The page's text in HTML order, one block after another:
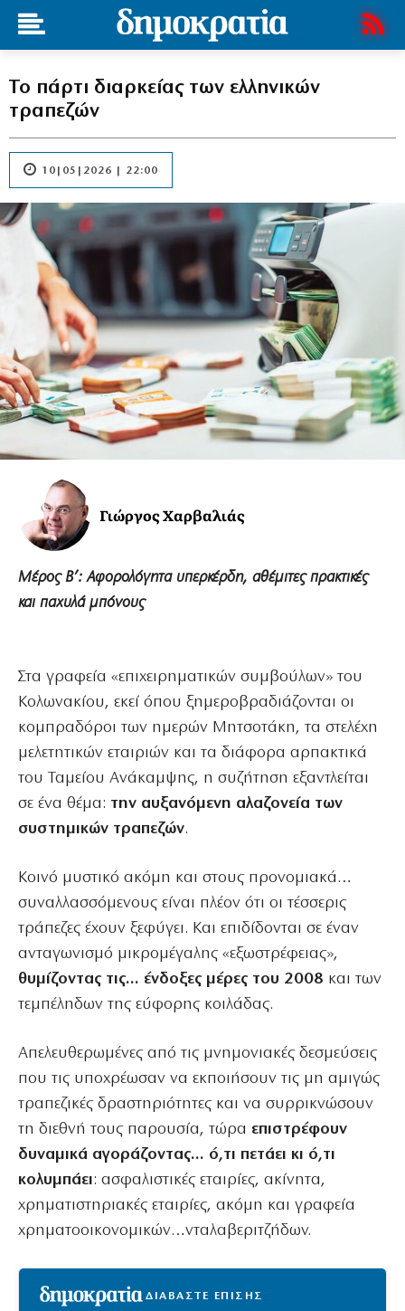
Το πάρτι διαρκείας των ελληνικών
τραπεζών
10|05|2026 | 22:00
Γιώργος Χαρβαλιάς
Μέρος Β’: Αφορολόγητα υπερκέρδη, αθέμιτες πρακτικές
και παχυλά μπόνους
Στα γραφεία «επιχειρηματικών συμβούλων» του
Κολωνακίου, εκεί όπου ξημεροβραδιάζονται οι
κομπραδόροι των ημερών Μητσοτάκη, τα στελέχη
μελετητικών εταιριών και τα διάφορα αρπακτικά
του Ταμείου Ανάκαμψης, η συζήτηση εξαντλείται
σε ένα θέμα: την αυξανόμενη αλαζονεία των
συστημικών τραπεζών.
Κοινό μυστικό ακόμη και στους προνομιακά…
συναλλασσόμενους είναι πλέον ότι οι τέσσερις
τράπεζες έχουν ξεφύγει. Και επιδίδονται σε έναν
ανταγωνισμό μικρομέγαλης «εξωστρέφειας»,
θυμίζοντας τις… ένδοξες μέρες του 2008 και των
τεμπέληδων της εύφορης κοιλάδας.
Απελευθερωμένες από τις μνημονιακές δεσμεύσεις
που τις υποχρέωσαν να εκποιήσουν τις μη αμιγώς
τραπεζικές δραστηριότητες και να συρρικνώσουν
τη διεθνή τους παρουσία, τώρα επιστρέφουν
δυναμικά αγοράζοντας… ό,τι πετάει κι ό,τι
κολυμπάει: ασφαλιστικές εταιρίες, ακίνητα,
χρηματιστηριακές εταιρίες, ακόμη και γραφεία
χρηματοοικονομικών…νταλαβεριτζήδων.
ΔΙΑΒΑΣΤΕ ΕΠΙΣΗΣ